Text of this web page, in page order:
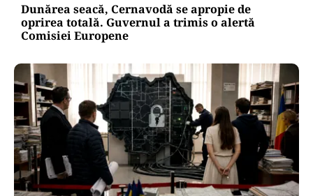
Dunărea seacă, Cernavodă se apropie de
oprirea totală. Guvernul a trimis o alertă
Comisiei Europene